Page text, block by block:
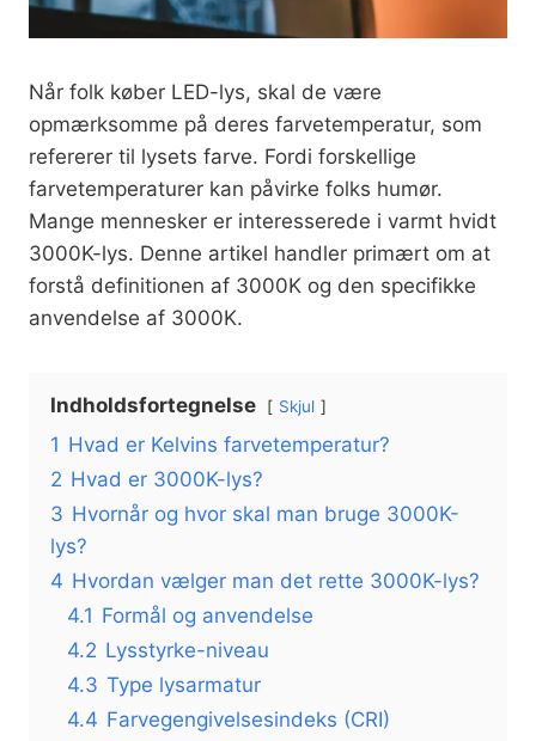
Når folk køber LED-lys, skal de være
opmærksomme på deres farvetemperatur, som
refererer til lysets farve. Fordi forskellige
farvetemperaturer kan påvirke folks humør.
Mange mennesker er interesserede i varmt hvidt
3000K-lys. Denne artikel handler primært om at
forstå definitionen af 3000K og den specifikke
anvendelse af 3000K.
Indholdsfortegnelse Skjul
1 Hvad er Kelvins farvetemperatur?
2 Hvad er 3000K-lys?
3 Hvornår og hvor skal man bruge 3000K-
lys?
4 Hvordan vælger man det rette 3000K-lys?
4.1 Formål og anvendelse
4.2 Lysstyrke-niveau
4.3 Type lysarmatur
4.4 Farvegengivelsesindeks (CRI)